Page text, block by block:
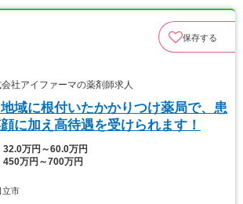
保存する
社アイファーマの薬剤師求人
地域に根付いたかかりつけ薬局で、患
に加え高待遇を受けられます！
32.0万円～60.0万円
450万円～700万円
立市